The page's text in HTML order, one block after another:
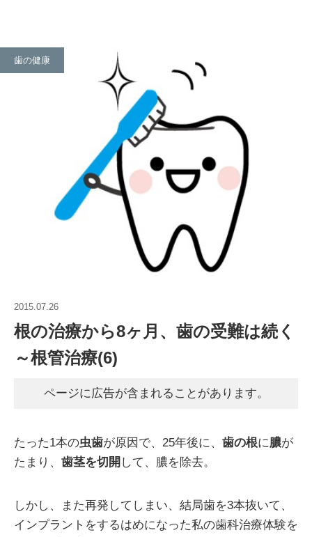
歯の健康
2015.07.26
根の治療から8ヶ月、歯の受難は続く
～根管治療(6)
ページに広告が含まれることがあります。
たった1本の虫歯が原因で、25年後に、 歯の根に膿が
たまり、 歯茎を切開 して、膿を除去。
しかし、また再発してしまい、結局歯を3本抜いて、
インプラントをするはめになった私の歯科治療体験を